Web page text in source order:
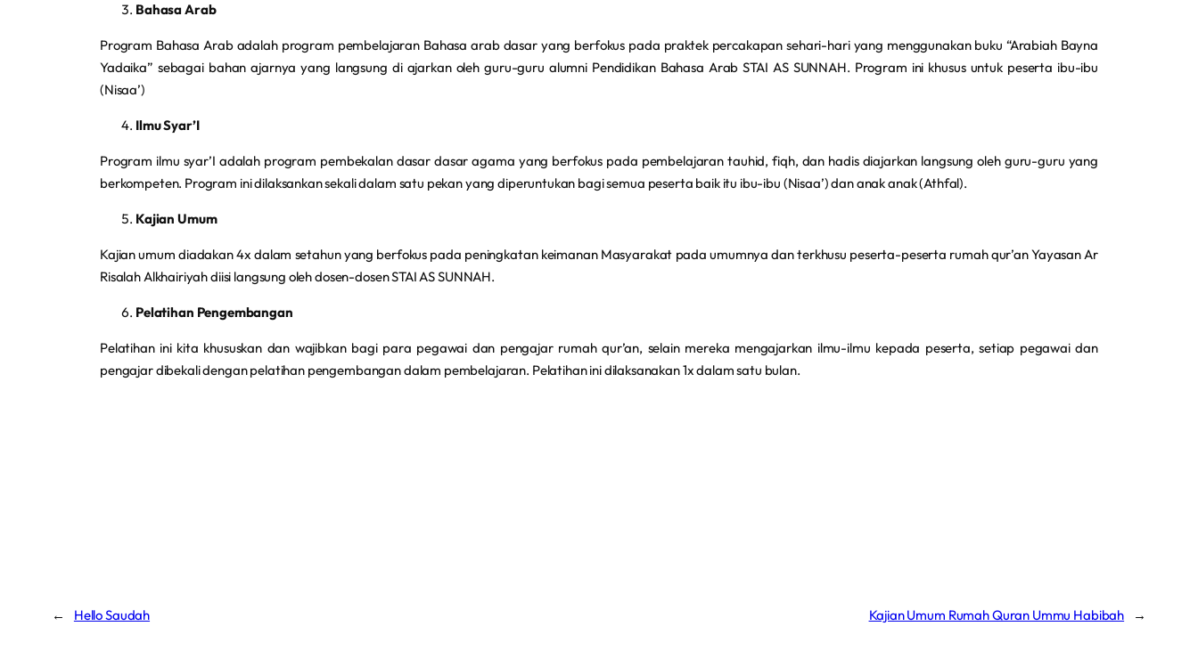
Bahasa Arab
Program Bahasa Arab adalah program pembelajaran Bahasa arab dasar yang berfokus pada praktek percakapan sehari-hari yang menggunakan buku “Arabiah Bayna
Yadaika” sebagai bahan ajarnya yang langsung di ajarkan oleh guru-guru alumni Pendidikan Bahasa Arab STAI AS SUNNAH. Program ini khusus untuk peserta ibu-ibu
(Nisaa’)
Ilmu Syar’I
Program ilmu syar’I adalah program pembekalan dasar dasar agama yang berfokus pada pembelajaran tauhid, fiqh, dan hadis diajarkan langsung oleh guru-guru yang
berkompeten. Program ini dilaksankan sekali dalam satu pekan yang diperuntukan bagi semua peserta baik itu ibu-ibu (Nisaa’) dan anak anak (Athfal).
Kajian Umum
Kajian umum diadakan 4x dalam setahun yang berfokus pada peningkatan keimanan Masyarakat pada umumnya dan terkhusu peserta-peserta rumah qur’an Yayasan Ar
Risalah Alkhairiyah diisi langsung oleh dosen-dosen STAI AS SUNNAH.
Pelatihan Pengembangan
Pelatihan ini kita khususkan dan wajibkan bagi para pegawai dan pengajar rumah qur’an, selain mereka mengajarkan ilmu-ilmu kepada peserta, setiap pegawai dan
pengajar dibekali dengan pelatihan pengembangan dalam pembelajaran. Pelatihan ini dilaksanakan 1x dalam satu bulan.
← Hello Saudah Kajian Umum Rumah Quran Ummu Habibah →